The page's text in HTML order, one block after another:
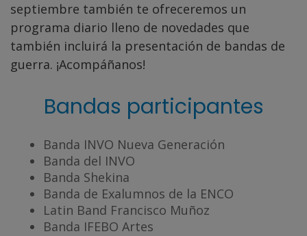
septiembre también te ofreceremos un
programa diario lleno de novedades que
también incluirá la presentación de bandas de
guerra. ¡Acompáñanos!
Bandas participantes
Banda INVO Nueva Generación
Banda del INVO
Banda Shekina
Banda de Exalumnos de la ENCO
Latin Band Francisco Muñoz
Banda IFEBO Artes